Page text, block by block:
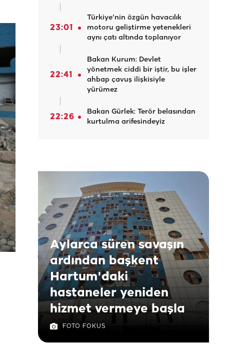
23:01
Türkiye'nin özgün havacılık
motoru geliştirme yetenekleri
aynı çatı altında toplanıyor
22:41
Bakan Kurum: Devlet
yönetmek ciddi bir iştir, bu işler
ahbap çavuş ilişkisiyle
yürümez
22:26
Bakan Gürlek: Terör belasından
kurtulma arifesindeyiz
Aylarca süren savaşın
ardından başkent
Hartum'daki
hastaneler yeniden
hizmet vermeye başla
FOTO FOKUS